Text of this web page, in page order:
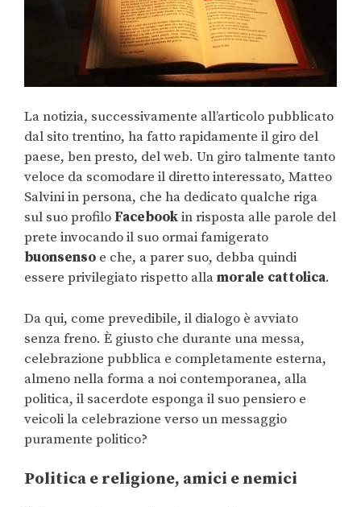
La notizia, successivamente all’articolo pubblicato
dal sito trentino, ha fatto rapidamente il giro del
paese, ben presto, del web. Un giro talmente tanto
veloce da scomodare il diretto interessato, Matteo
Salvini in persona, che ha dedicato qualche riga
sul suo profilo Facebookin risposta alle parole del
prete invocando il suo ormai famigerato
buonsenso e che, a parer suo, debba quindi
essere privilegiato rispetto allamorale cattolica.
Da qui, come prevedibile, il dialogo è avviato
senza freno. È giusto che durante una messa,
celebrazione pubblica e completamente esterna,
almeno nella forma a noi contemporanea, alla
politica, il sacerdote esponga il suo pensiero e
veicoli la celebrazione verso un messaggio
puramente politico?
Politica e religione, amici e nemici